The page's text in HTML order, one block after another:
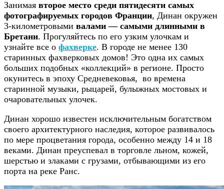
Занимая второе место среди пятидесяти самых
фотографируемых городов Франции, Динан окружен
3-километровыми валами — самыми длинными в
Бретани. Прогуляйтесь по его узким улочкам и
узнайте все о фахверке. В городе не менее 130
старинных фахверковых домов! Это одна их самых
больших подобных «коллекций» в регионе. Просто
окунитесь в эпоху Средневековья, во времена
старинной музыки, рыцарей, булыжных мостовых и
очаровательных улочек.
Динан хорошо известен исключительным богатством
своего архитектурного наследия, которое развивалось
по мере процветания города, особенно между 14 и 18
веками. Динан преуспевал в торговле льном, кожей,
шерстью и злаками с грузами, отбывающими из его
порта на реке Ранс.